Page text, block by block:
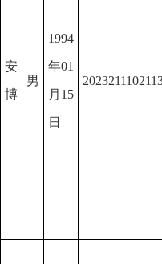
安
博
男
1994
年01
月15
日